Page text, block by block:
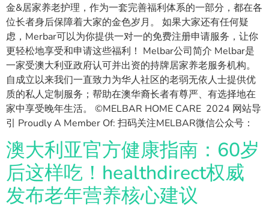
金&居家养老护理，作为一套完善福利体系的一部分，都在各
位长者身后保障着大家的金色岁月。 如果大家还有任何疑
虑，Merbar可以为你提供一对一的免费注册申请服务，让你
更轻松地享受和申请这些福利！ Melbar公司简介 Melbar是
一家受澳大利亚政府认可并出资的持牌居家养老服务机构。
自成立以来我们一直致力为华人社区的老弱无依人士提供优
质的私人定制服务；帮助在澳华裔长者有尊严、有选择地在
家中享受晚年生活。 ©MELBAR HOME CARE 2024 网站导
引 Proudly A Member Of: 扫码关注MELBAR微信公众号：
澳大利亚官方健康指南：60岁
后这样吃！healthdirect权威
发布老年营养核心建议